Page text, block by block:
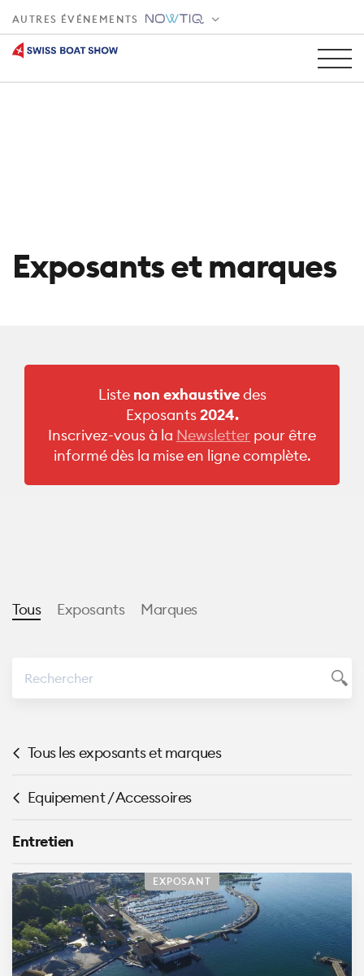
AUTRES ÉVÉNEMENTS
Exposants et marques
Liste non exhaustivedes
Exposants2024.
Inscrivez-vous à la Newsletter pour être
informé dès la mise en ligne complète.
Tous Exposants Marques
Tous les exposants et marques
Equipement / Accessoires
Entretien
EXPOSANT